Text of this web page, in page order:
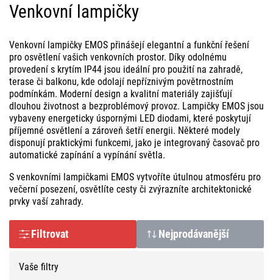
Venkovní lampičky
Venkovní lampičky EMOS přinášejí elegantní a funkční řešení
pro osvětlení vašich venkovních prostor. Díky odolnému
provedení s krytím IP44 jsou ideální pro použití na zahradě,
terase či balkonu, kde odolají nepříznivým povětrnostním
podmínkám. Moderní design a kvalitní materiály zajišťují
dlouhou životnost a bezproblémový provoz. Lampičky EMOS jsou
vybaveny energeticky úspornými LED diodami, které poskytují
příjemné osvětlení a zároveň šetří energii. Některé modely
disponují praktickými funkcemi, jako je integrovaný časovač pro
automatické zapínání a vypínání světla.​
S venkovními lampičkami EMOS vytvoříte útulnou atmosféru pro
večerní posezení, osvětlíte cesty či zvýrazníte architektonické
prvky vaší zahrady.
Filtrovat Nejprodávanější
Vaše filtry